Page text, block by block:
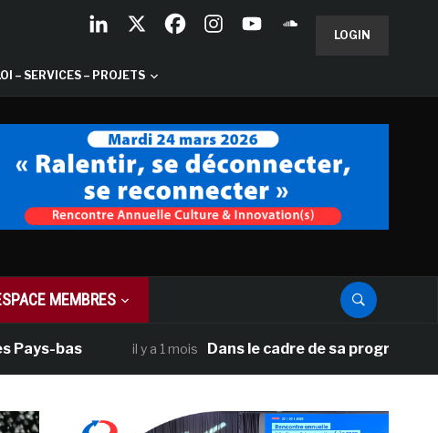
LOGIN
– SERVICES – PROJETS
MEMBRES
il y a 1 mois Dans le cadre de sa programmation